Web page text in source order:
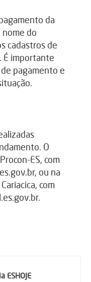
da
nome do
cadastros de
É importante
pagamento e
O
ES, com
ou na
com
ESHOJE